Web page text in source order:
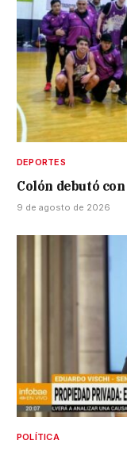
DEPORTES
Colón debutó
9 de agosto de 2026
POLÍTICA